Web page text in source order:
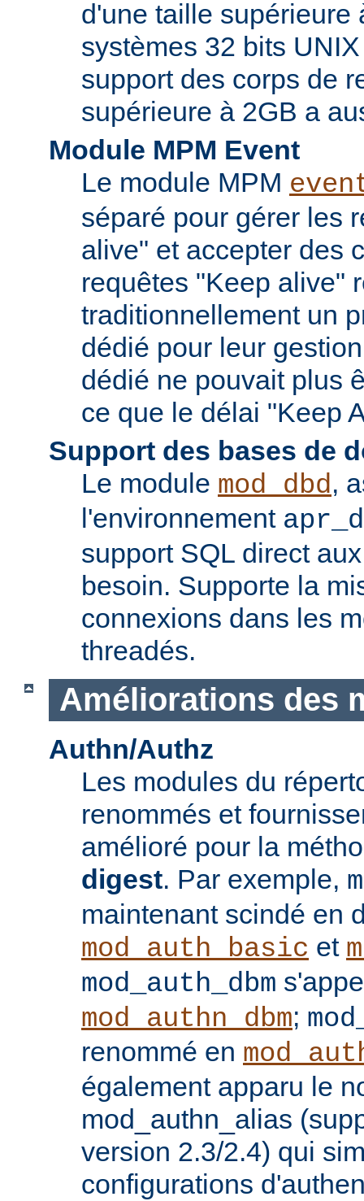
d'une taille supérieure
systèmes 32 bits
support des corps de
supérieure à 2GB a
Module MPM Event
Le module MPM
séparé pour gérer les
alive" et accepter des
requêtes "Keep alive"
traditionnellement un
dédié pour leur
dédié ne pouvait plus
ce que le délai "Keep
Support des bases de
Le module mod_dbd,
l'environnement
support SQL direct
besoin. Supporte la
connexions dans les
threadés.
Améliorations des
Authn/Authz
Les modules du
renommés et
amélioré pour la
digest. Par exemple,
maintenant scindé en
mod_auth_basic et
mod_auth_dbm
mod_authn_dbm;
renommé en
également apparu le
mod_authn_alias
version 2.3/2.4) qui
configurations